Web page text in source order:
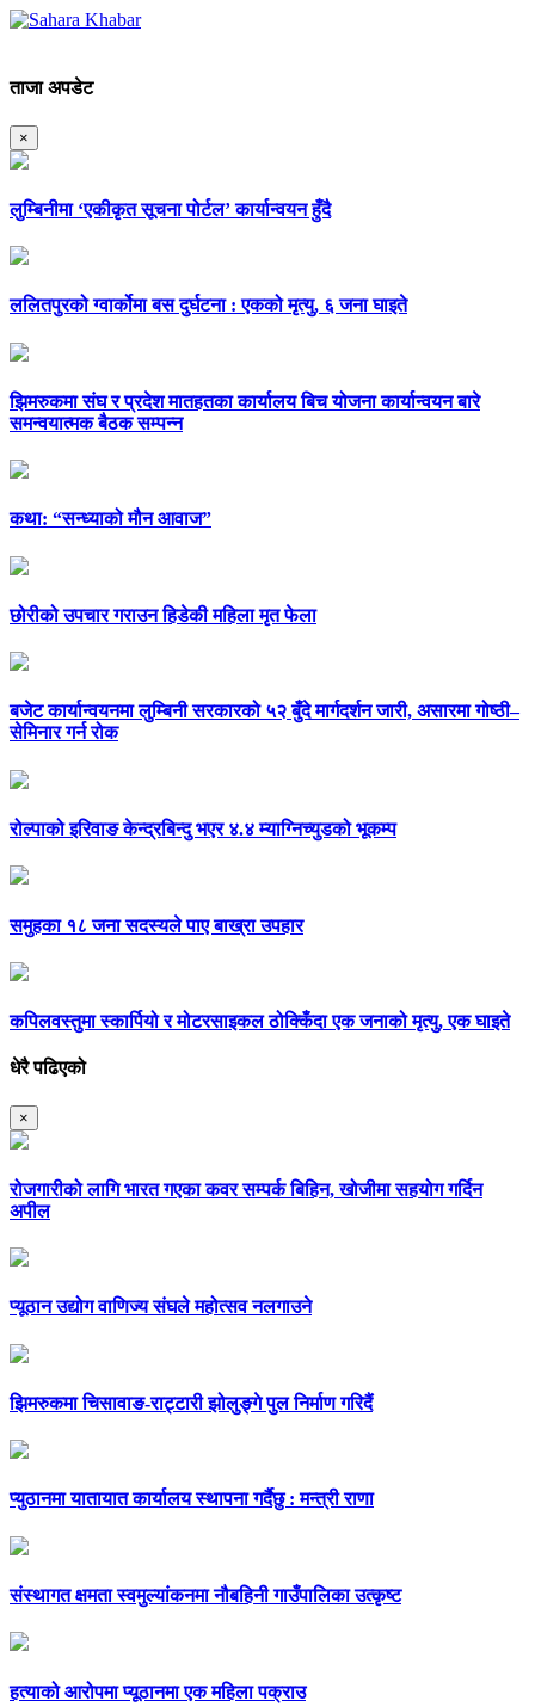
ताजा अपडेट
×
लुम्बिनीमा ‘एकीकृत सूचना पोर्टल’ कार्यान्वयन हुँदै
ललितपुरको ग्वार्कोमा बस दुर्घटना : एकको मृत्यु, ६ जना घाइते
झिमरुकमा संघ र प्रदेश मातहतका कार्यालय बिच योजना कार्यान्वयन बारे
समन्वयात्मक बैठक सम्पन्न
कथा: “सन्ध्याको मौन आवाज”
छोरीको उपचार गराउन हिडेकी महिला मृत फेला
बजेट कार्यान्वयनमा लुम्बिनी सरकारको ५२ बुँदे मार्गदर्शन जारी, असारमा गोष्ठी–
सेमिनार गर्न रोक
रोल्पाको इरिवाङ केन्द्रबिन्दु भएर ४.४ म्याग्निच्युडको भूकम्प
समुहका १८ जना सदस्यले पाए बाख्रा उपहार
कपिलवस्तुमा स्कार्पियो र मोटरसाइकल ठोक्किँदा एक जनाको मृत्यु, एक घाइते
धेरै पढिएको
×
रोजगारीको लागि भारत गएका कवर सम्पर्क बिहिन, खोजीमा सहयोग गर्दिन
अपील
प्यूठान उद्योग वाणिज्य संघले महोत्सव नलगाउने
झिमरुकमा चिसावाङ-राट्टारी झोलुङ्गे पुल निर्माण गरिदैं
प्युठानमा यातायात कार्यालय स्थापना गर्दैछु : मन्त्री राणा
संस्थागत क्षमता स्वमुल्यांकनमा नौबहिनी गाउँपालिका उत्कृष्ट
हत्याको आरोपमा प्यूठानमा एक महिला पक्राउ